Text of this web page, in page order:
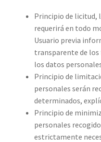
Principio de licitud,
requerirá en todo
Usuario previa
transparente de los
los datos
Principio de
personales serán
determinados,
Principio de
personales
estrictamente